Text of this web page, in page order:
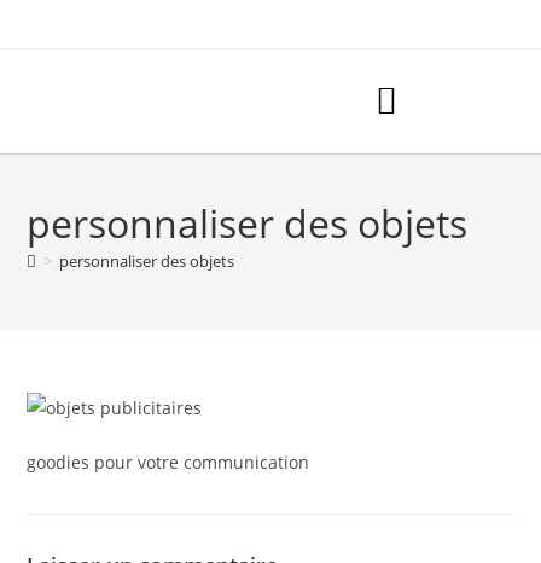
personnaliser des objets
> personnaliser des objets
goodies pour votre communication